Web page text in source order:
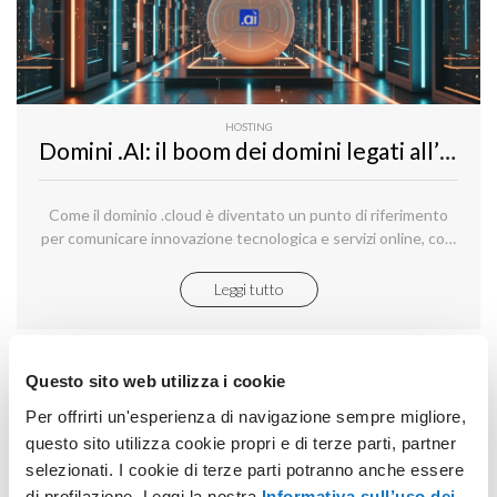
Questo sito web utilizza i cookie
Per offrirti un'esperienza di navigazione sempre migliore,
questo sito utilizza cookie propri e di terze parti, partner
selezionati. I cookie di terze parti potranno anche essere
HOSTING
Domini .AI: il boom dei domini legati all’intelligenza artificiale
Come il dominio .cloud è diventato un punto di riferimento
per comunicare innovazione tecnologica e servizi online, così
diventando un tassello chiave nella strategia della propria
presenza digitale.
Leggi tutto